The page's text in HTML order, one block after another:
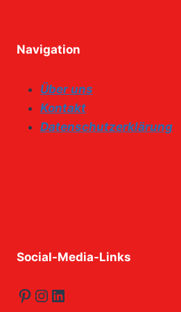
Navigation
Über uns
Kontakt
Datenschutzerklärung
Social-Media-Links
Pinterest
Instagram
LinkedIn